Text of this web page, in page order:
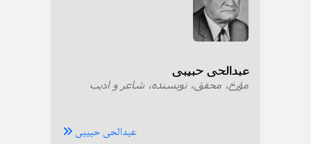
عبدالحی حبیبی
مؤرخ، محقق، نویسنده، شاعر و ادیب
عبدالحی حبیبی